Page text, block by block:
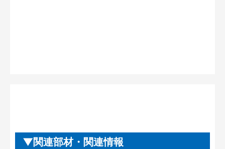
関連部材・関連情報